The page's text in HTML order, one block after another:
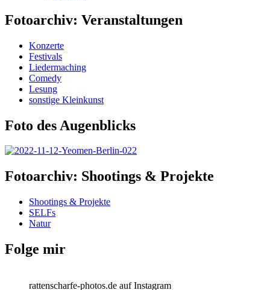
Fotoarchiv: Veranstaltungen
Konzerte
Festivals
Liedermaching
Comedy
Lesung
sonstige Kleinkunst
Foto des Augenblicks
Fotoarchiv: Shootings & Projekte
Shootings & Projekte
SELFs
Natur
Folge mir
rattenscharfe-photos.de auf Instagram